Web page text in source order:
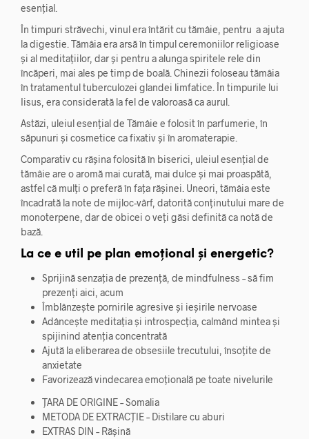
esențial.
În timpuri străvechi, vinul era întărit cu tămâie, pentru a ajuta
la digestie. Tămâia era arsă în timpul ceremoniilor religioase
și al meditațiilor, dar și pentru a alunga spiritele rele din
încăperi, mai ales pe timp de boală. Chinezii foloseau tămâia
în tratamentul tuberculozei glandei limfatice. În timpurile lui
Iisus, era considerată la fel de valoroasă ca aurul.
Astăzi, uleiul esențial de Tămâie e folosit în parfumerie, în
săpunuri și cosmetice ca fixativ și în aromaterapie.
Comparativ cu rășina folosită în biserici, uleiul esențial de
tămâie are o aromă mai curată, mai dulce și mai proaspătă,
astfel că mulți o preferă în fața rășinei. Uneori, tămâia este
încadrată la note de mijloc-vârf, datorită conținutului mare de
monoterpene, dar de obicei o veți găsi definită ca notă de
bază.
La ce e util pe plan emoțional și energetic?
Sprijină senzația de prezență, de mindfulness – să fim
prezenți aici, acum
Îmblânzește pornirile agresive și ieșirile nervoase
Adâncește meditația și introspecția, calmând mintea și
spijinind atenția concentrată
Ajută la eliberarea de obsesiile trecutului, însoțite de
anxietate
Favorizează vindecarea emoțională pe toate nivelurile
ȚARA DE ORIGINE –Somalia
METODA DE EXTRACȚIE – Distilare cu aburi
EXTRAS DIN – Rășină